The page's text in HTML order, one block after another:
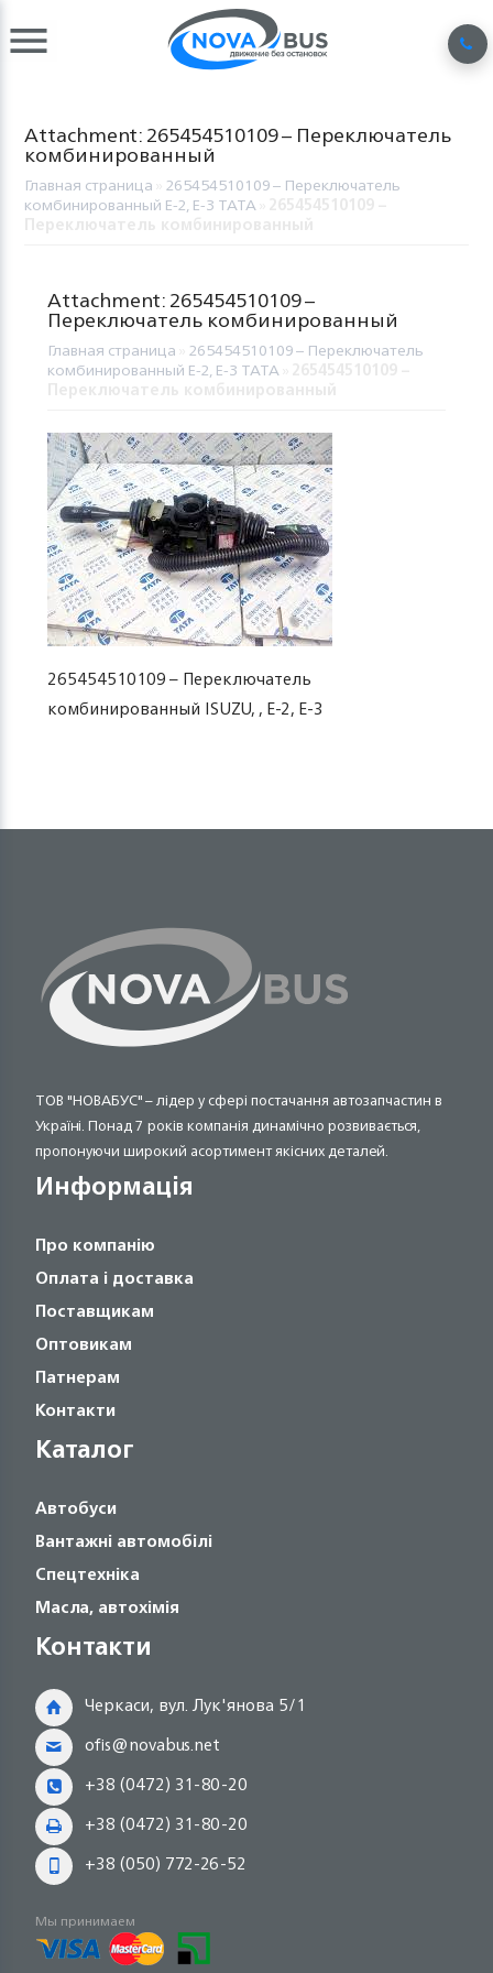
Attachment: 265454510109 – Переключатель
комбинированный
Главная страница 265454510109 – Переключатель
комбинированный E-2, E-3 TATA
Attachment: 265454510109 –
Переключатель комбинированный
Главная страница 265454510109 – Переключатель
комбинированный E-2, E-3 TATA»
265454510109 – Переключатель
комбинированный ISUZU, , E-2, E-3
ТОВ "НОВАБУС" – лідер у сфері постачання автозапчастин в
Україні. Понад 7 років компанія динамічно розвивається,
пропонуючи широкий асортимент якісних деталей.
Информація
Про компанію
Оплата і доставка
Поставщикам
Оптовикам
Патнерам
Контакти
Каталог
Автобуси
Вантажні автомобілі
Спецтехніка
Масла, автохімія
Контакти
Черкаси, вул. Лук'янова 5/1
ofis@novabus.net
+38 (0472) 31-80-20
+38 (0472) 31-80-20
+38 (050) 772-26-52
Мы принимаем